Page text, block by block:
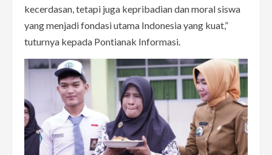
kecerdasan, tetapi juga kepribadian dan moral siswa
yang menjadi fondasi utama Indonesia yang kuat,”
tuturnya kepada Pontianak Informasi.